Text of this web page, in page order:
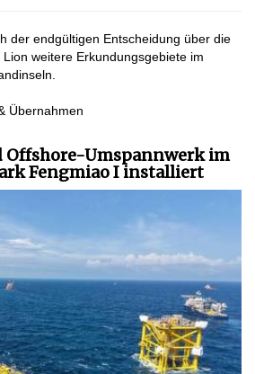
der endgültigen Entscheidung über die
weitere Erkundungsgebiete im
Übernahmen
Offshore-Umspannwerk im
Fengmiao I installiert